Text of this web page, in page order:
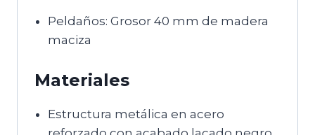
Peldaños: Grosor 40 mm de madera
maciza
Materiales
Estructura metálica en acero